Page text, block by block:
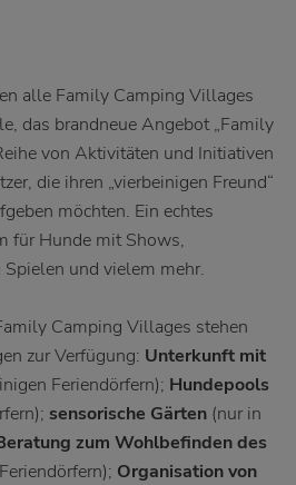
alle Family Camping Villages
das brandneue Angebot „Family
von Aktivitäten und Initiativen
die ihren „vierbeinigen Freund“
möchten. Ein echtes
für Hunde mit Shows,
und vielem mehr.
Camping Villages stehen
zur Verfügung: Unterkunft mit
Feriendörfern); Hundepools
sensorische Gärten (nur in
zum Wohlbefinden des
Organisation von